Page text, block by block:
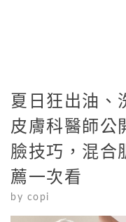
夏日狂出油、
皮膚科醫師公
臉技巧，混合
薦一次看
by copi